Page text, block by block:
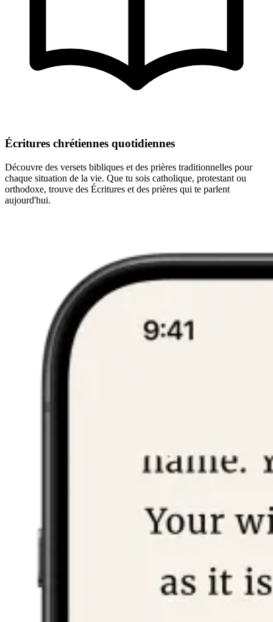
Écritures chrétiennes quotidiennes
Découvre des versets bibliques et des prières traditionnelles pour
chaque situation de la vie. Que tu sois catholique, protestant ou
orthodoxe, trouve des Écritures et des prières qui te parlent
aujourd'hui.